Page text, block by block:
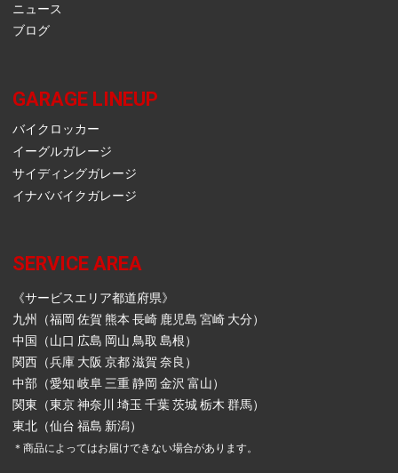
ニュース
ブログ
GARAGE LINEUP
バイクロッカー
イーグルガレージ
サイディングガレージ
イナババイクガレージ
SERVICE AREA
《サービスエリア都道府県》
九州（福岡 佐賀 熊本 長崎 鹿児島 宮崎 大分）
中国（山口 広島 岡山 鳥取 島根）
関西（兵庫 大阪 京都 滋賀 奈良）
中部（愛知 岐阜 三重 静岡 金沢 富山）
関東（東京 神奈川 埼玉 千葉 茨城 栃木 群馬）
東北（仙台 福島 新潟）
＊商品によってはお届けできない場合があります。